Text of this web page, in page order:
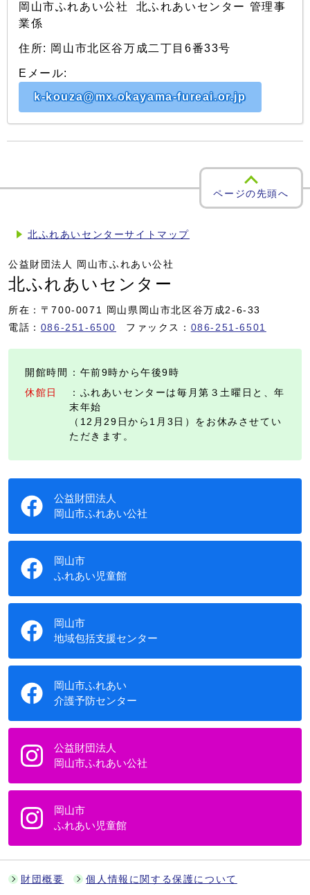
岡山市ふれあい公社 北ふれあいセンター 管理事
業係
住所: 岡山市北区谷万成二丁目6番33号
Eメール:
k-kouza@mx.okayama-fureai.or.jp
ページの先頭へ
北ふれあいセンターサイトマップ
公益財団法人 岡山市ふれあい公社
北ふれあいセンター
所在：〒700-0071 岡山県岡山市北区谷万成2-6-33
電話： 086-251-6500 ファックス： 086-251-6501
開館時間
：午前9時から午後9時
休館日
：ふれあいセンターは毎月第３土曜日と、年
末年始
（12月29日から1月3日）をお休みさせてい
ただきます。
公益財団法人
岡山市ふれあい公社
岡山市
ふれあい児童館
岡山市
地域包括支援センター
岡山市ふれあい
介護予防センター
公益財団法人
岡山市ふれあい公社
岡山市
ふれあい児童館
財団概要 個人情報に関する保護について